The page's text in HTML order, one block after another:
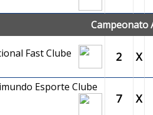
Campeonato
Fast Clube 2 X
Esporte Clube
7 X